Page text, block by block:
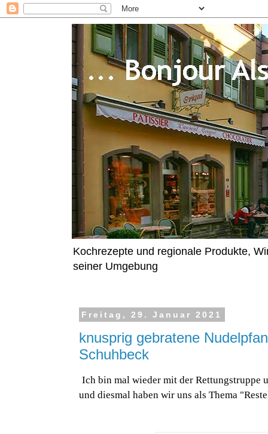
Kochrezepte und regionale Produkte,
seiner Umgebung
Freitag, 29. Januar 2021
knusprig gebratene
Schuhbeck
Ich bin mal wieder mit der Rettungstruppe
und diesmal haben wir uns als Thema